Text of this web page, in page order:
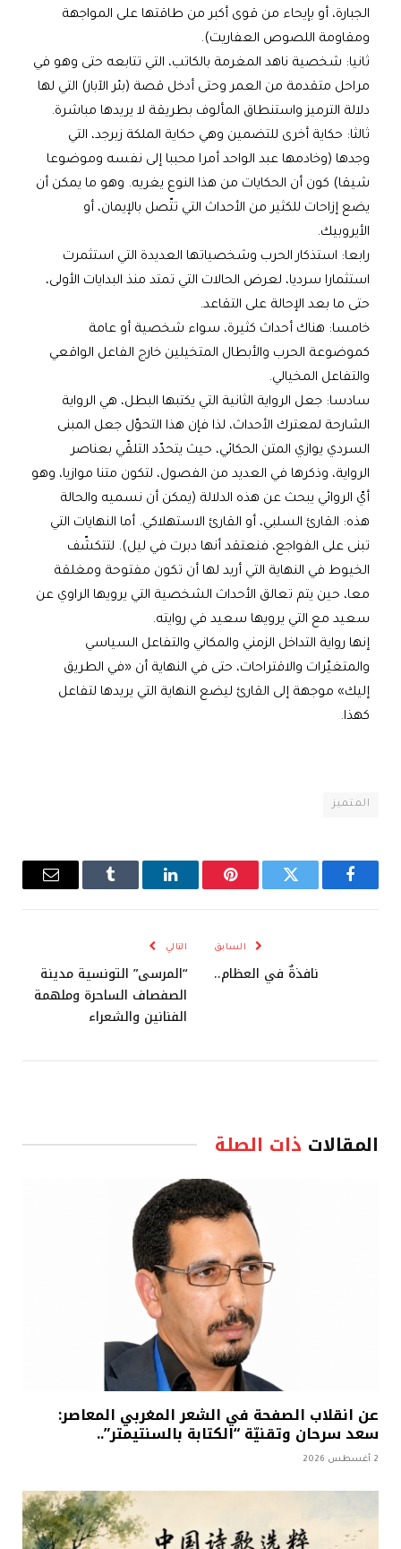
الجبارة، أو بإيحاء من قوى أكبر من طاقتها على المواجهة
ومقاومة اللصوص العفاريت).
ثانيا: شخصية ناهد المغرمة بالكاتب، التي تتابعه حتى وهو في
مراحل متقدمة من العمر وحتى أدخل قصة (بئر الآبار) التي لها
دلالة الترميز واستنطاق المألوف بطريقة لا يريدها مباشرة.
ثالثا: حكاية أخرى للتضمين وهي حكاية الملكة زبرجد، التي
وجدها (وخادمها عبد الواحد أمرا محببا إلى نفسه وموضوعا
شيقا) كون أن الحكايات من هذا النوع يغريه. وهو ما يمكن أن
يضع إزاحات للكثير من الأحداث التي تتّصل بالإيمان، أو
الأيروبيك.
رابعا: استذكار الحرب وشخصياتها العديدة التي استثمرت
استثمارا سرديا، لعرض الحالات التي تمتد منذ البدايات الأولى،
حتى ما بعد الإحالة على التقاعد.
خامسا: هناك أحداث كثيرة، سواء شخصية أو عامة
كموضوعة الحرب والأبطال المتخيلين خارج الفاعل الواقعي
والتفاعل المخيالي.
سادسا: جعل الرواية الثانية التي يكتبها البطل، هي الرواية
الشارحة لمعترك الأحداث، لذا فإن هذا التحوّل جعل المبنى
السردي يوازي المتن الحكائي، حيث يتحدّد التلقّي بعناصر
الرواية، وذكرها في العديد من الفصول، لتكون متنا موازيا، وهو
أيّ الروائي يبحث عن هذه الدلالة (يمكن أن نسميه والحالة
هذه: القارئ السلبي، أو القارئ الاستهلاكي. أما النهايات التي
تبنى على الفواجع، فنعتقد أنها دبرت في ليل). لتتكشّف
الخيوط في النهاية التي أريد لها أن تكون مفتوحة ومغلقة
معا، حين يتم تعالق الأحداث الشخصية التي يرويها الراوي عن
سعيد مع التي يرويها سعيد في روايته.
إنها رواية التداخل الزمني والمكاني والتفاعل السياسي
والمتغيّرات والاقتراحات، حتى في النهاية أن «في الطريق
إليك» موجهة إلى القارئ ليضع النهاية التي يريدها لتفاعل
كهذا.
المتميز
فيسبوك تويتر بينتيريستلينكدإن Tumblr
البريد
السابق
نافذةٌ في العظام..
التالي
“المرسى” التونسية مدينة
الصفصاف الساحرة وملهمة
الفنانين والشعراء
المقالات ذات الصلة
عن انقلاب الصفحة في الشعر المغربي المعاصر:
سعد سرحان وتقنيّة “الكتابة بالسنتيمتر”..
2 أغسطس 2026